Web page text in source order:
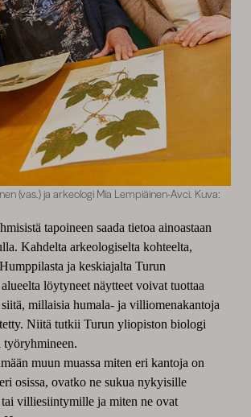
(vas.) ja arkeologi Mia Lempiäinen-Avci. Kuva:
tapoineen saada tietoa ainoastaan
Kahdelta arkeologiselta kohteelta,
ja keskiajalta Turun
löytyneet näytteet voivat tuottaa
millaisia humala- ja villiomenakantoja
Niitä tutkii Turun yliopiston biologi
työryhmineen.
muun muassa miten eri kantoja on
osissa, ovatko ne sukua nykyisille
villiesiintymille ja miten ne ovat